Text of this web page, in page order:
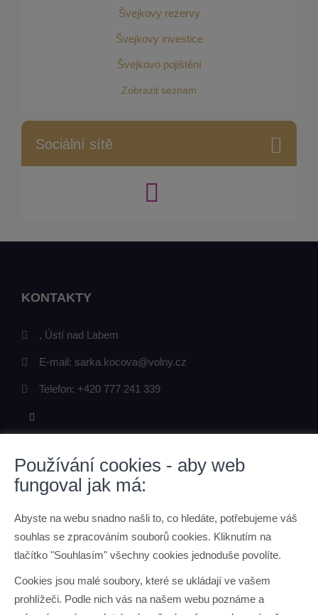
Švejkovy rezervy
Švejkovy investice
Švejkovo pojištění
Zobrazit seznam
Sociální sítě
KONTAKTY
, Ústí nad Labem
E-mail: sarka.kocova@volny.cz
Telefon: +420 777 241 339
ODKAZY
Kontaktní údaje
Používání cookies - aby web
fungoval jak má:
Abyste na webu snadno našli to, co hledáte, potřebujeme váš
souhlas se zpracováním souborů cookies. Kliknutím na
tlačítko "Souhlasím" všechny cookies jednoduše povolíte.
Cookies jsou malé soubory, které se ukládají ve vašem
prohlížeči. Podle nich vás na našem webu poznáme a